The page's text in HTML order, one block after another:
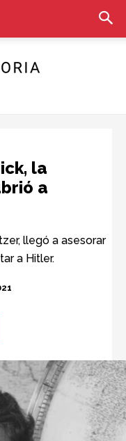
la
a
llegó a asesorar
a Hitler.